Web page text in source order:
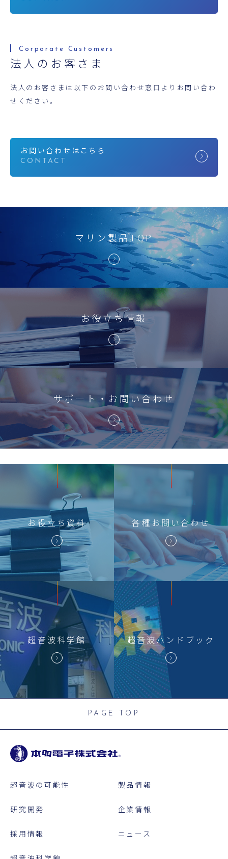
法人のお客さま
法人のお客さまは以下のお問い合わせ窓口よりお問い合わ
せください。
お問い合わせはこちら
マリン製品TOP
お役立ち情報
サポート・お問い合わせ
お役立ち資料 各種お問い合わせ
超音波科学館 超音波ハンドブック
PAGE TOP
超音波の可能性 製品情報
研究開発 企業情報
採用情報 ニュース